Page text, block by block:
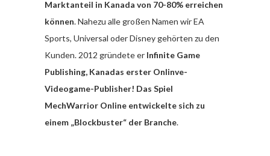
Marktanteil in Kanada von 70-80% erreichen
können. Nahezu alle großen Namen wir EA
Sports, Universal oder Disney gehörten zu den
Kunden. 2012 gründete er Infinite Game
Publishing, Kanadas erster Onlinve-
Videogame-Publisher! Das Spiel
MechWarrior Online entwickelte sich zu
einem „Blockbuster“ der Branche.